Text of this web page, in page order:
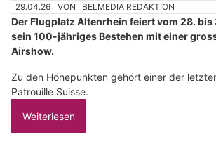
29.04.26 VON BELMEDIA REDAKTION
Der Flugplatz Altenrhein feiert vom 28.
sein 100-jähriges Bestehen mit einer
Airshow.
Zu den Höhepunkten gehört einer der
Patrouille Suisse.
Weiterlesen